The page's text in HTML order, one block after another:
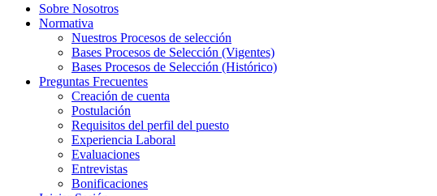
Sobre Nosotros
Normativa
Nuestros Procesos de selección
Bases Procesos de Selección (Vigentes)
Bases Procesos de Selección (Histórico)
Preguntas Frecuentes
Creación de cuenta
Postulación
Requisitos del perfil del puesto
Experiencia Laboral
Evaluaciones
Entrevistas
Bonificaciones